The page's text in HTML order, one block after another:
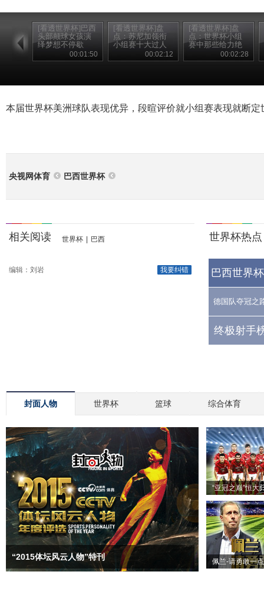
[看透世界杯]巴西
头部颠球女孩演
绎梦想不停歇
00:01:50
[看透世界杯]盘
点：苏尼加领衔
小组赛十大过人
00:02:12
[看透世界杯]盘
点：世界杯小组
赛中那些给力绝
00:02:28
本届世界杯美洲球队表现优异，段暄评价就小组赛表现就断
央视网体育 巴西世界杯
相关阅读 世界杯 巴西
我要纠错
编辑：刘岩
世界杯热点
巴西世界
德国队夺冠之
终极射手
封面人物 世界杯 篮球 综合体育
“2015体坛风云人物”特刊
“亚冠之巅”恒大
佩兰-请勇敢一点